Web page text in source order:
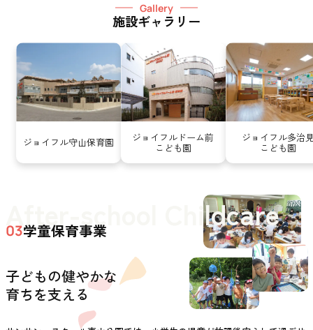
Gallery
施設ギャラリー
ジョイフル守山保育園 ジョイフルドーム前
こども園
ジョイフル多治
こども園
After-school Childcare
03学童保育事業
子どもの健やかな
育ちを支える